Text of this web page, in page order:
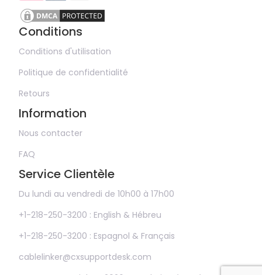
Conditions
Conditions d'utilisation
Politique de confidentialité
Retours
Information
Nous contacter
FAQ
Service Clientèle
Du lundi au vendredi de 10h00 à 17h00
+1-218-250-3200 : English & Hébreu
+1-218-250-3200 : Espagnol & Français
cablelinker@cxsupportdesk.com